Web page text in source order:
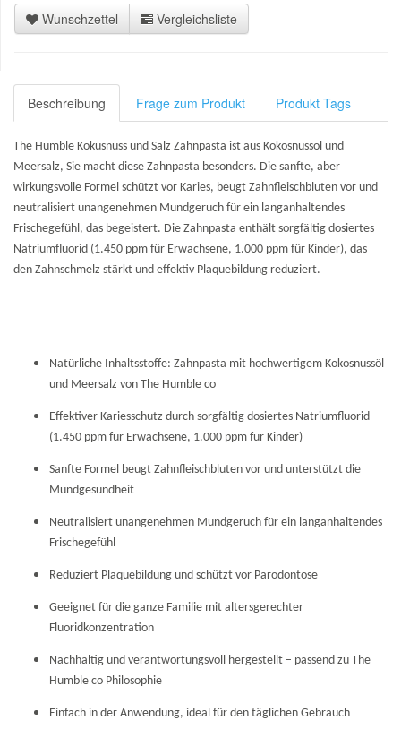
Wunschzettel Vergleichsliste
Beschreibung Frage zum Produkt Produkt Tags
The Humble Kokusnuss und Salz Zahnpasta ist aus Kokosnussöl und
Meersalz, Sie macht diese Zahnpasta besonders. Die sanfte, aber
wirkungsvolle Formel schützt vor Karies, beugt Zahnfleischbluten vor und
neutralisiert unangenehmen Mundgeruch für ein langanhaltendes
Frischegefühl, das begeistert. Die Zahnpasta enthält sorgfältig dosiertes
Natriumfluorid (1.450 ppm für Erwachsene, 1.000 ppm für Kinder), das
den Zahnschmelz stärkt und effektiv Plaquebildung reduziert.
Natürliche Inhaltsstoffe: Zahnpasta mit hochwertigem Kokosnussöl
und Meersalz von The Humble co
Effektiver Kariesschutz durch sorgfältig dosiertes Natriumfluorid
(1.450 ppm für Erwachsene, 1.000 ppm für Kinder)
Sanfte Formel beugt Zahnfleischbluten vor und unterstützt die
Mundgesundheit
Neutralisiert unangenehmen Mundgeruch für ein langanhaltendes
Frischegefühl
Reduziert Plaquebildung und schützt vor Parodontose
Geeignet für die ganze Familie mit altersgerechter
Fluoridkonzentration
Nachhaltig und verantwortungsvoll hergestellt – passend zu The
Humble co Philosophie
Einfach in der Anwendung, ideal für den täglichen Gebrauch